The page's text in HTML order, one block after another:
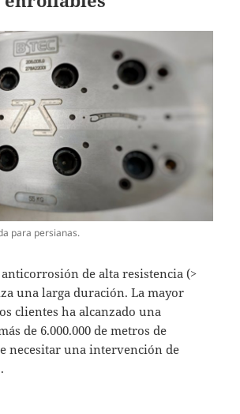
para persianas.
de alta resistencia (>
una larga duración. La mayor
clientes ha alcanzado una
de 6.000.000 de metros de
necesitar una intervención de